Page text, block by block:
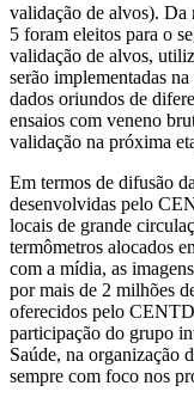
validação de alvos). Da
5 foram eleitos para o
validação de alvos,
serão implementadas
dados oriundos de
ensaios com veneno
validação na próxima
Em termos de difusão
desenvolvidas pelo
locais de grande
termômetros alocados
com a mídia, as
por mais de 2 milhões
oferecidos pelo
participação do grupo
Saúde, na organização
sempre com foco nos